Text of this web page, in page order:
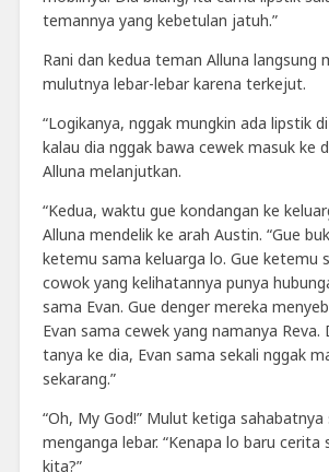
temannya yang kebetulan jatuh.”
Rani dan kedua teman Alluna langsung
mulutnya lebar-lebar karena terkejut.
“Logikanya, nggak mungkin ada lipstik
kalau dia nggak bawa cewek masuk ke
Alluna melanjutkan.
“Kedua, waktu gue kondangan ke
Alluna mendelik ke arah Austin. “Gue
ketemu sama keluarga lo. Gue ketemu
cowok yang kelihatannya punya
sama Evan. Gue denger mereka
Evan sama cewek yang namanya Reva.
tanya ke dia, Evan sama sekali nggak
sekarang.”
“Oh, My God!” Mulut ketiga sahabatnya
menganga lebar. “Kenapa lo baru cerita
kita?”